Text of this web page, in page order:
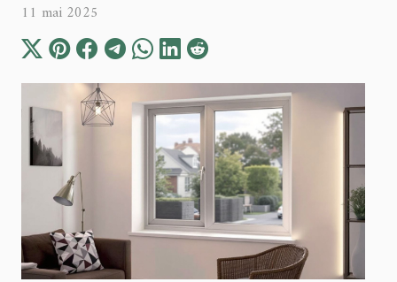
11 mai 2025